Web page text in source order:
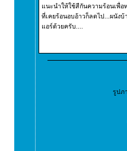
แนะนำให้ใช้สีกันความร้อนเพื่อ
ที่เคยร้อนอบอ้าวก็ลดไป...ผนัง
แอร์ด้วยครับ....
รูปภ